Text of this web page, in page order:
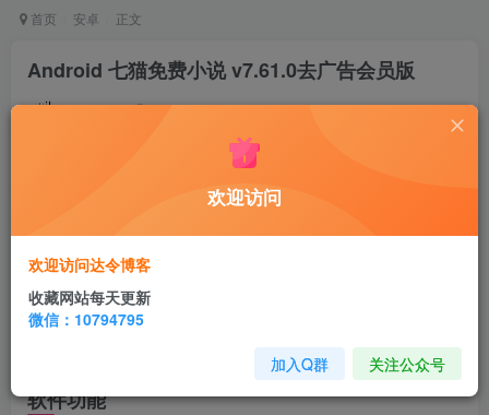
首页 安卓 正文
Android 七猫免费小说 v7.61.0去广告会员版
鹿鸣 关注
七猫免费小说app是一款非常受欢迎的免费小说阅读手
机软件。软件为用户提供了海量免费小说资源，包含仙侠、
玄幻、言情、悬疑、穿越等各种题材，已为大家解锁会员版
软件功能
欢迎访问
欢迎访问达令博客
收藏网站每天更新
微信：10794795
加入Q群 关注公众号